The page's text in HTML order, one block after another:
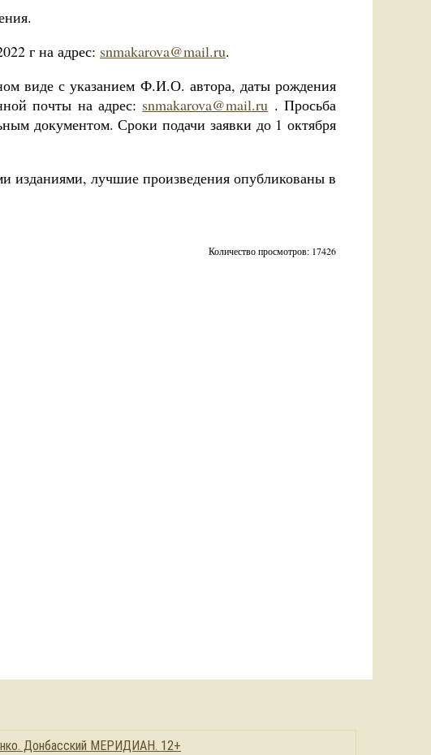
г на адрес: snmakarova@mail.ru.
виде с указанием Ф.И.О. автора, даты рождения
почты на адрес: snmakarova@mail.ru . Просьба
документом. Сроки подачи заявки до 1 октября
изданиями, лучшие произведения опубликованы в
Количество просмотров: 17426
Донбасский МЕРИДИАН. 12+